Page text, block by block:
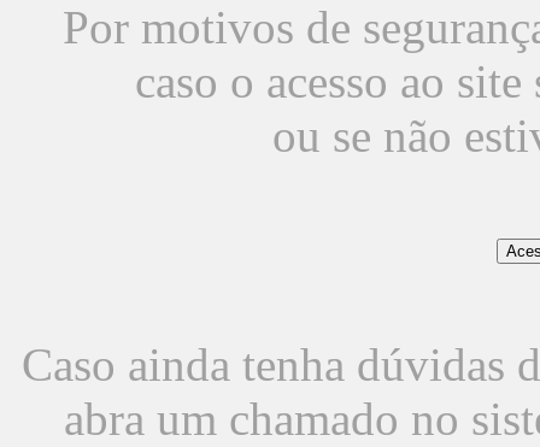
Por motivos de
caso o acesso ao
ou se não
Caso ainda tenha dúvidas
abra um chamado no